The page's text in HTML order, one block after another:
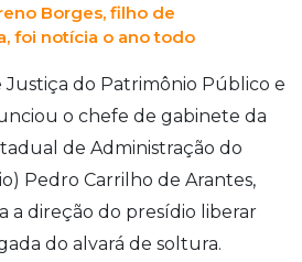
Borges, filho de
foi notícia o ano todo
Justiça do Patrimônio Público e
o chefe de gabinete da
de Administração do
Pedro Carrilho de Arantes,
a direção do presídio liberar
do alvará de soltura.